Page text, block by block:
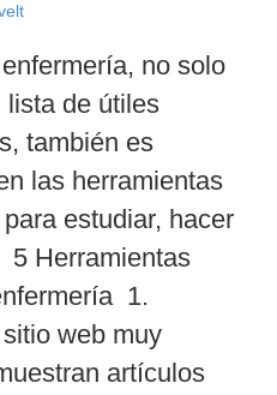
no solo
lista de útiles
también es
las herramientas
estudiar, hacer
5 Herramientas
1.
web muy
artículos